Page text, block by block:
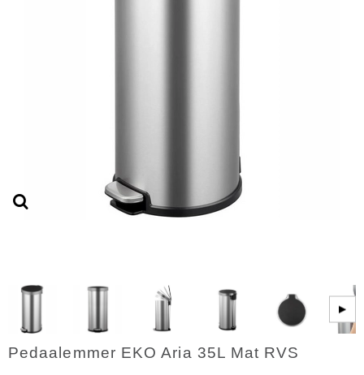
▶
Pedaalemmer EKO Aria 35L Mat RVS